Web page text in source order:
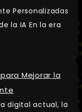
Personalizadas
la IA En la era
Mejorar la
digital actual, la